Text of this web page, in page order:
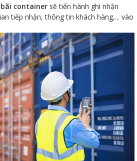
bãi container sẽ tiến hành ghi nhận
tiếp nhận, thông tin khách hàng,... vào